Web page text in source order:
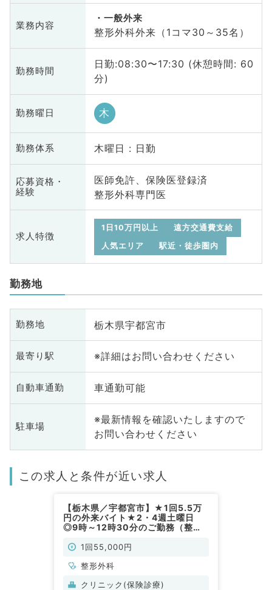
業務内容
一般外来
整形外科外来（1コマ30～35名）
勤務時間
日勤:08:30〜17:30 (休憩時間: 60
分)
勤務曜日 木
勤務体系 木曜日 : 日勤
応募資格・
経験
医師免許、保険医登録済
整形外科専門医
求人特徴
1日10万円以上
遠方交通費支給
人気エリア
駅近・徒歩圏内
勤務地
勤務地 栃木県宇都宮市
最寄り駅 ※詳細はお問い合わせください
自動車通勤 車通勤可能
駐車場
※最新情報を確認いたしますので
お問い合わせください
この求人と条件が近い求人
【栃木県／宇都宮市】★1回5.5万
円の外来バイト★2・4週土曜日
◎9時～12時30分のご勤務（整形
1回55,000円
整形外科
クリニック(保険診療)